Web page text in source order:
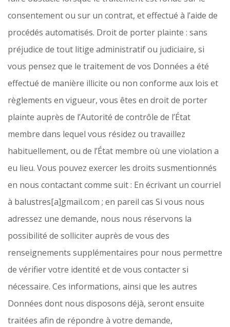
consentement ou sur un contrat, et effectué à l’aide de
procédés automatisés. Droit de porter plainte : sans
préjudice de tout litige administratif ou judiciaire, si
vous pensez que le traitement de vos Données a été
effectué de manière illicite ou non conforme aux lois et
règlements en vigueur, vous êtes en droit de porter
plainte auprès de l’Autorité de contrôle de l’État
membre dans lequel vous résidez ou travaillez
habituellement, ou de l’État membre où une violation a
eu lieu. Vous pouvez exercer les droits susmentionnés
en nous contactant comme suit : En écrivant un courriel
à balustres[a]gmail.com ; en pareil cas Si vous nous
adressez une demande, nous nous réservons la
possibilité de solliciter auprès de vous des
renseignements supplémentaires pour nous permettre
de vérifier votre identité et de vous contacter si
nécessaire. Ces informations, ainsi que les autres
Données dont nous disposons déjà, seront ensuite
traitées afin de répondre à votre demande,